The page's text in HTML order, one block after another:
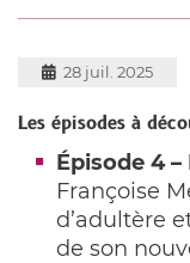
28 juil. 2025
Les épisodes à
Épisode 4
Françoise
d’adultère
de son